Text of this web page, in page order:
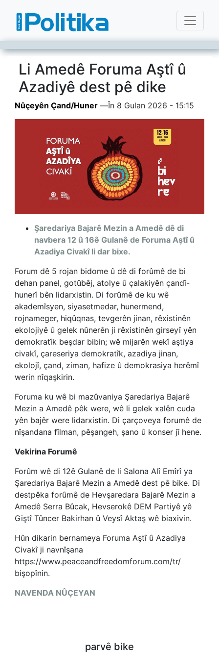
Li Amedê Foruma Aştî û
Azadiyê dest pê dike
Nûçeyên Çand/Huner —În 8 Gulan 2026 - 15:15
Şaredariya Bajarê Mezin a Amedê dê di
navbera 12 û 16ê Gulanê de Foruma Aştî û
Azadiya Civakî li dar bixe.
Forum dê 5 rojan bidome û dê di forûmê de bi
dehan panel, gotûbêj, atolye û çalakiyên çandî-
hunerî bên lidarxistin. Di forûmê de ku wê
akademîsyen, siyasetmedar, hunermend,
rojnameger, hiqûqnas, tevgerên jinan, rêxistinên
ekolojiyê û gelek nûnerên ji rêxistinên girseyî yên
demokratîk beşdar bibin; wê mijarên wekî aştiya
civakî, çareseriya demokratîk, azadiya jinan,
ekolojî, çand, ziman, hafize û demokrasiya herêmî
werin nîqaşkirin.
Foruma ku wê bi mazûvaniya Şaredariya Bajarê
Mezin a Amedê pêk were, wê li gelek xalên cuda
yên bajêr were lidarxistin. Di çarçoveya forumê de
nîşandana fîlman, pêşangeh, şano û konser jî hene.
Vekirina Forumê
Forûm wê di 12ê Gulanê de li Salona Alî Emîrî ya
Şaredariya Bajarê Mezin a Amedê dest pê bike. Di
destpêka forûmê de Hevşaredara Bajarê Mezin a
Amedê Serra Bûcak, Hevserokê DEM Partiyê yê
Giştî Tûncer Bakirhan û Veysî Aktaş wê biaxivin.
Hûn dikarin bernameya Foruma Aştî û Azadiya
Civakî ji navnîşana
https://www.peaceandfreedomforum.com/tr/
bişopînin.
NAVENDA NÛÇEYAN
parvê bike